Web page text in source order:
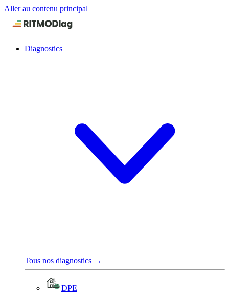
Aller au contenu principal
Diagnostics
Tous nos diagnostics →
DPE